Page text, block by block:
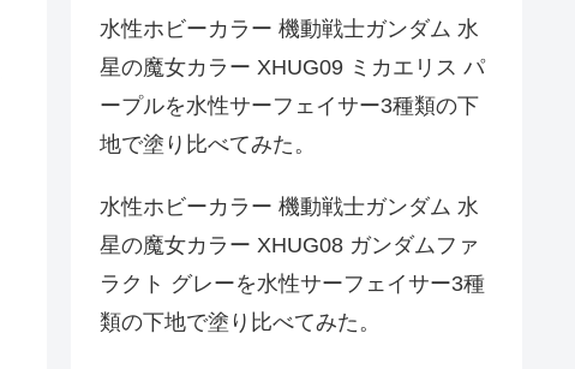
水性ホビーカラー 機動戦士ガンダム 水
星の魔女カラー XHUG09 ミカエリス パ
ープルを水性サーフェイサー3種類の下
地で塗り比べてみた。
水性ホビーカラー 機動戦士ガンダム 水
星の魔女カラー XHUG08 ガンダムファ
ラクト グレーを水性サーフェイサー3種
類の下地で塗り比べてみた。